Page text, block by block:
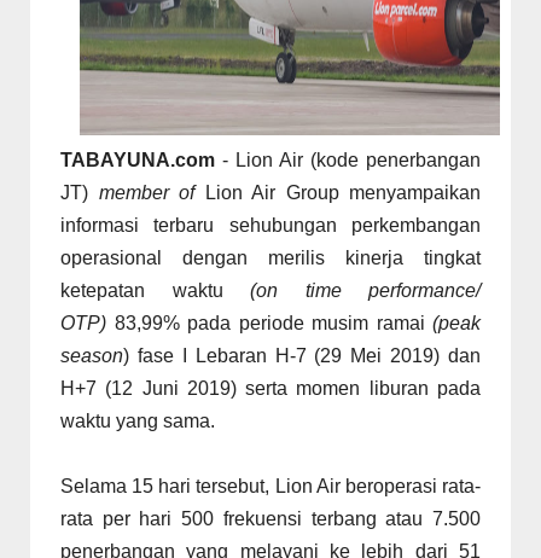
TABAYUNA.com - Lion Air (kode penerbangan
JT) member ofLion Air Group menyampaikan
informasi terbaru sehubungan perkembangan
operasional dengan merilis kinerja tingkat
ketepatan waktu (on time performance/
OTP) 83,99% pada periode musim ramai (peak
season) fase I Lebaran H-7 (29 Mei 2019) dan
H+7 (12 Juni 2019) serta momen liburan pada
waktu yang sama.
Selama 15 hari tersebut, Lion Air beroperasi rata-
rata per hari 500 frekuensi terbang atau 7.500
penerbangan yang melayani ke lebih dari 51